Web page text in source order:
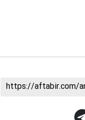
https://aftabir.com/